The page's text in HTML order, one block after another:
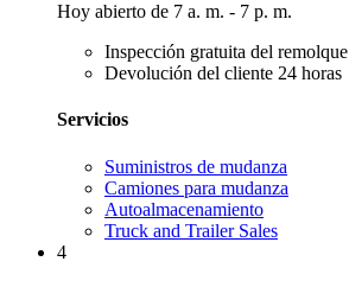
Hoy abierto de 7 a. m. - 7 p. m.
Inspección gratuita del remolque
Devolución del cliente 24 horas
Servicios
Suministros de mudanza
Camiones para mudanza
Autoalmacenamiento
Truck and Trailer Sales
4